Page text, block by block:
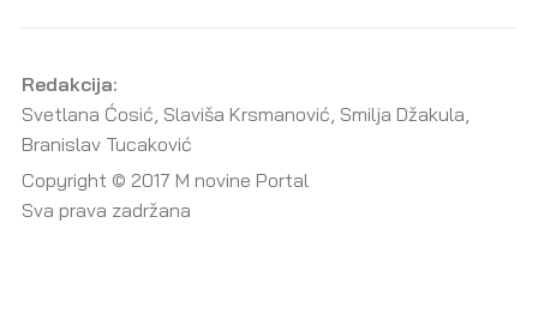
Redakcija:
Svetlana Ćosić, Slaviša Krsmanović, Smilja Džakula,
Branislav Tucaković
Copyright © 2017 M novine Portal
Sva prava zadržana